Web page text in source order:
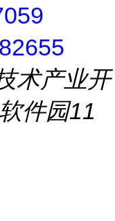
术产业开
件园11